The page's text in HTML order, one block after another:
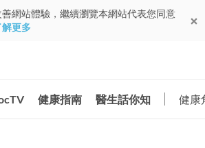
網站體驗，繼續瀏覽本網站代表您同意
解更多
健康指南 醫生話你知 健康